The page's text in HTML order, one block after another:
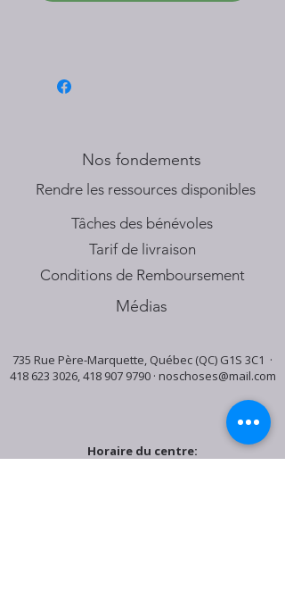
Nos fondements
​Rendre les ressources disponibles
Tâches des bénévoles
Tarif de livraison
Conditions de Remboursement
Médias
735 Rue Père-Marquette, Québec (QC) G1S 3C1 ·
418 623 3026,418 907 9790· noschoses@mail.com
Horaire du centre: